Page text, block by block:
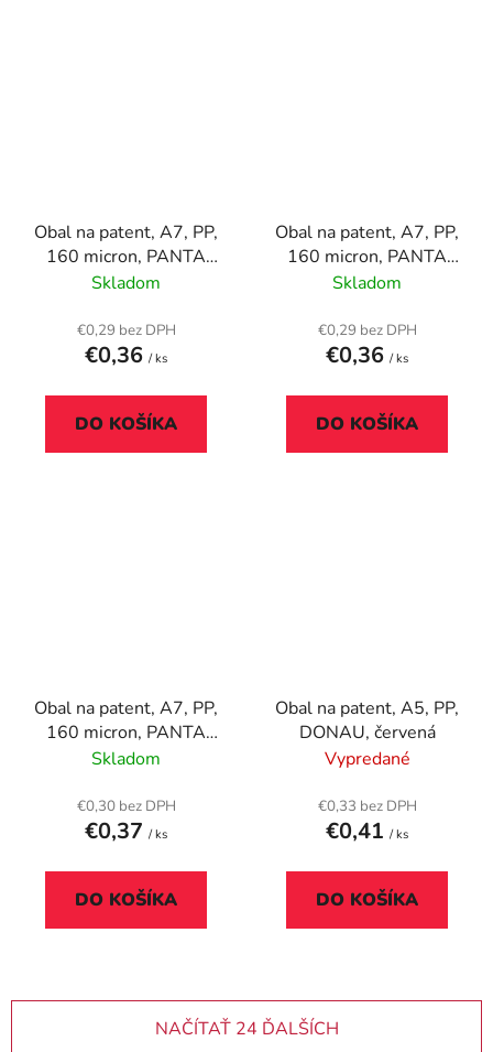
Obal na patent, A7, PP,
160 micron, PANTA
PLAST, pastelovo
Skladom
€0,29 bez DPH
€0,36 / ks
DO KOŠÍKA
Obal na patent, A7, PP,
160 micron, PANTA
PLAST, pastelovo
Skladom
€0,29 bez DPH
€0,36 / ks
DO KOŠÍKA
Obal na patent, A7, PP,
160 micron, PANTA
PLAST, pastelovo
Skladom
€0,30 bez DPH
€0,37 / ks
DO KOŠÍKA
Obal na patent, A5, PP,
DONAU, červená
Vypredané
€0,33 bez DPH
€0,41 / ks
DO KOŠÍKA
NAČÍTAŤ 24 ĎALŠÍCH